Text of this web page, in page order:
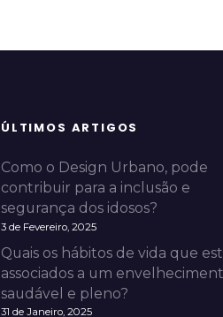
ÚLTIMOS ARTIGOS
Como o Design Urbano, pode
contribuir para a inclusão e
segurança dos idosos?
3 de Fevereiro, 2025
Quais os hábitos de vida que
associados a um
saudável e pleno?
31 de Janeiro, 2025